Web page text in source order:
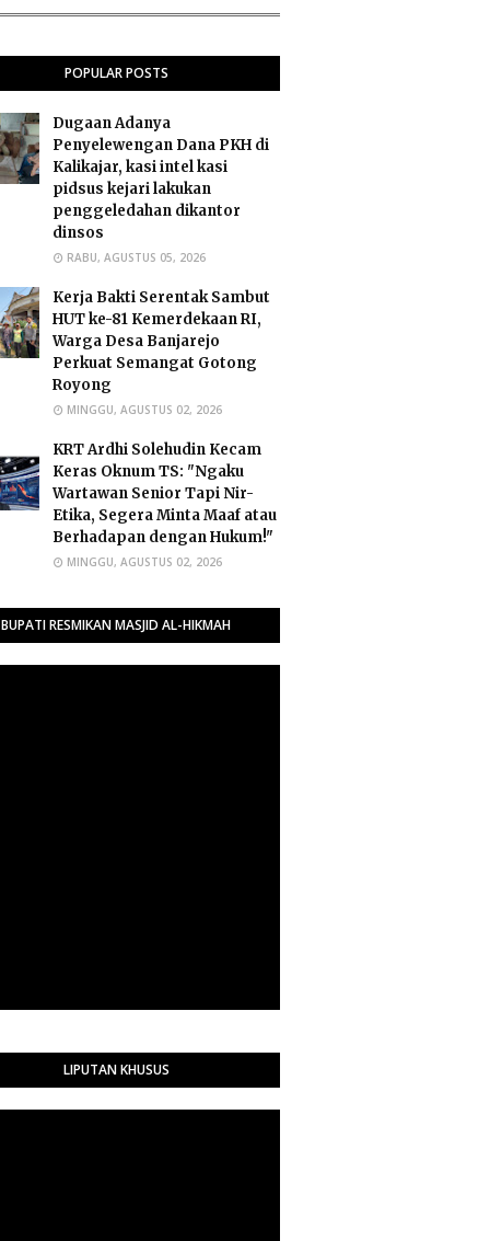
POPULAR POSTS
Dugaan Adanya
Penyelewengan Dana PKH di
Kalikajar, kasi intel kasi
pidsus kejari lakukan
penggeledahan dikantor
dinsos
RABU, AGUSTUS 05, 2026
Kerja Bakti Serentak Sambut
HUT ke-81 Kemerdekaan RI,
Warga Desa Banjarejo
Perkuat Semangat Gotong
Royong
MINGGU, AGUSTUS 02, 2026
​KRT Ardhi Solehudin Kecam
Keras Oknum TS: "Ngaku
Wartawan Senior Tapi Nir-
Etika, Segera Minta Maaf atau
Berhadapan dengan Hukum!"
MINGGU, AGUSTUS 02, 2026
BUPATI RESMIKAN MASJID AL-HIKMAH
LIPUTAN KHUSUS